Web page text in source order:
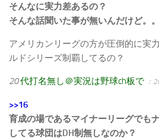
そんなに実力差あるの？
そんな話聞いた事が無いんだけど。。
アメリカンリーグの方が圧倒的に実
ルドシリーズ制覇してるの？
20代打名無し＠実況は野球ch板で ：
>>16
育成の場であるマイナーリーグでも
してる球団はDH制無しなのか？